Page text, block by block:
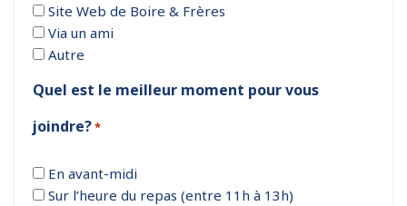
Site Web de Boire & Frères
Via un ami
Autre
Quel est le meilleur moment pour vous
joindre?*
En avant-midi
Sur l’heure du repas (entre 11h à 13h)